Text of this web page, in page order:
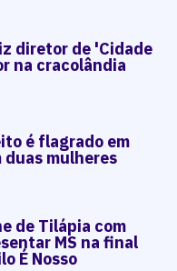
diretor de 'Cidade
na cracolândia
é flagrado em
duas mulheres
de Tilápia com
MS na final
É Nosso